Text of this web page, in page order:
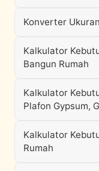
Konverter
Kalkulator
Bangun Rumah
Kalkulator
Plafon Gypsum,
Kalkulator
Rumah